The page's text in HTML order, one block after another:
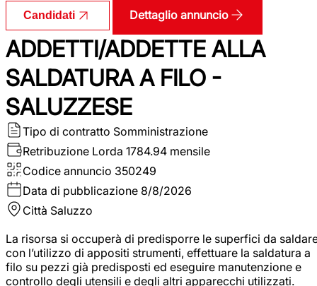
Candidati Dettaglio annuncio
ADDETTI/ADDETTE ALLA
SALDATURA A FILO -
SALUZZESE
Tipo di contratto Somministrazione
Retribuzione Lorda 1784.94 mensile
Codice annuncio 350249
Data di pubblicazione 8/8/2026
Città Saluzzo
La risorsa si occuperà di predisporre le superfici da
con l’utilizzo di appositi strumenti, effettuare la saldatura a
filo su pezzi già predisposti ed eseguire manutenzione e
controllo degli utensili e degli altri apparecchi utilizzati.